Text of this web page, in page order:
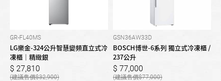
GR-FL40MS
LG樂金-324公升智慧變頻直立式冷
凍櫃｜精緻銀
27,810
32,900
GSN36AW33D
BOSCH博世-6系列 獨立式冷凍櫃 /
237公升
77,000
77,000